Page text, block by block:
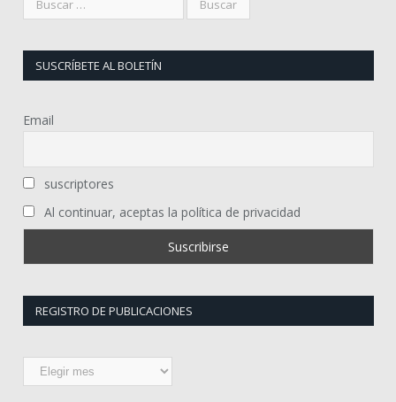
SUSCRÍBETE AL BOLETÍN
Email
suscriptores
Al continuar, aceptas la política de privacidad
REGISTRO DE PUBLICACIONES
Registro